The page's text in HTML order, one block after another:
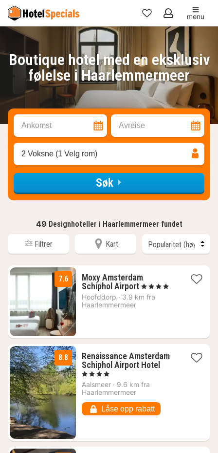
Mine
favoritter
menu
Boutique hotel med en eksklusiv
følelse i Haarlemmermeer
Ankomst Avreise
2 Voksne (1 Velg rom)
Søk
49 Designhoteller i Haarlemmermeer fundet
Filtrer Kart
7.6
Moxy Amsterdam
Schiphol Airport1
natt
, 4 Stjerner
Hoofddorp · 3.9 km fra
Haarlemmermeer
8.8
Renaissance Amsterdam
Schiphol Airport Hotel1
, 4 Stjerner
Aalsmeer · 9.6 km fra
Haarlemmermeer
Låse opp rabatt